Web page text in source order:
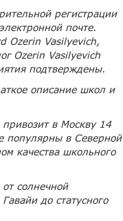
регистрации
почте.
Ozerin Vasilyevich,
Ozerin Vasilyevich
подтверждены.
описание школ и
привозит в Москву 14
популярны в Северной
качества школьного
солнечной
до статусного